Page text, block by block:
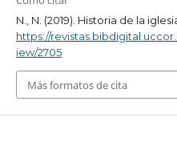
N., N. (2019). Historia de la
https://
iew/2705
Más formatos de cita